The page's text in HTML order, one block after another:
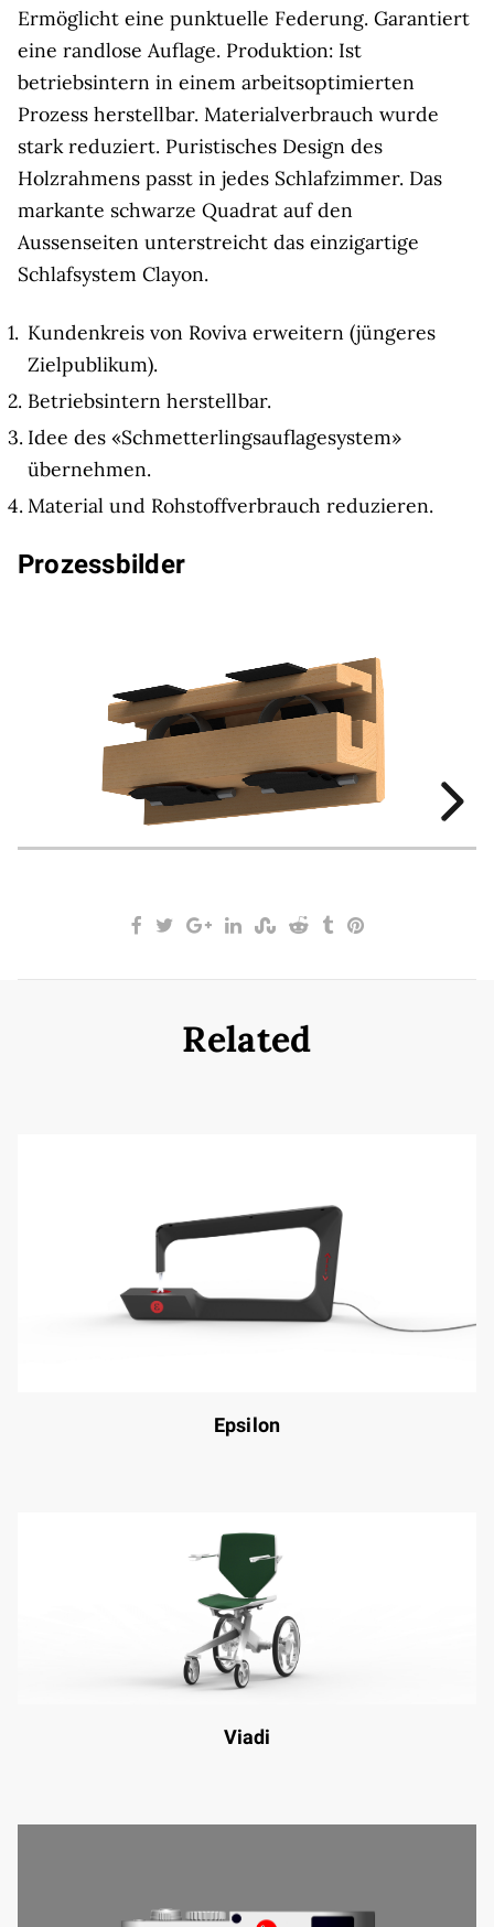
Ermöglicht eine punktuelle Federung. Garantiert
eine randlose Auflage. Produktion: Ist
betriebsintern in einem arbeitsoptimierten
Prozess herstellbar. Materialverbrauch wurde
stark reduziert. Puristisches Design des
Holzrahmens passt in jedes Schlafzimmer. Das
markante schwarze Quadrat auf den
Aussenseiten unterstreicht das einzigartige
Schlafsystem Clayon.
Kundenkreis von Roviva erweitern (jüngeres
Zielpublikum).
Betriebsintern herstellbar.
Idee des «Schmetterlingsauflagesystem»
übernehmen.
Material und Rohstoffverbrauch reduzieren.
Prozessbilder
Related
Epsilon
Viadi